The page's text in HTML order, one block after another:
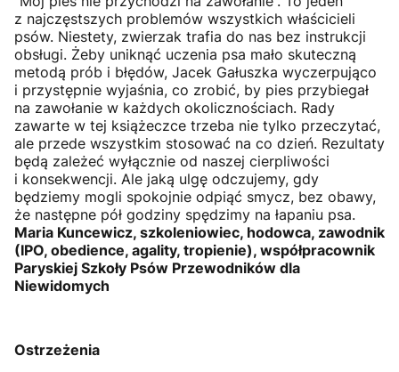
z najczęstszych problemów wszystkich właścicieli
psów. Niestety, zwierzak trafia do nas bez instrukcji
obsługi. Żeby uniknąć uczenia psa mało skuteczną
metodą prób i błędów, Jacek Gałuszka wyczerpująco
i przystępnie wyjaśnia, co zrobić, by pies przybiegał
na zawołanie w każdych okolicznościach. Rady
zawarte w tej książeczce trzeba nie tylko przeczytać,
ale przede wszystkim stosować na co dzień. Rezultaty
będą zależeć wyłącznie od naszej cierpliwości
i konsekwencji. Ale jaką ulgę odczujemy, gdy
będziemy mogli spokojnie odpiąć smycz, bez obawy,
że następne pół godziny spędzimy na łapaniu psa.
Maria Kuncewicz, szkoleniowiec, hodowca, zawodnik
(IPO, obedience, agality, tropienie), współpracownik
Paryskiej Szkoły Psów Przewodników dla
Niewidomych
Ostrzeżenia